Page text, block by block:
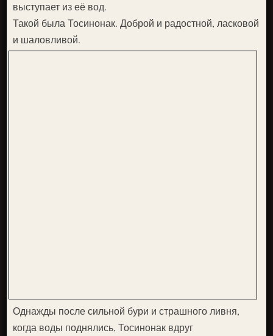
выступает из её вод.
Такой была Тосинонак. Доброй и радостной, ласковой
и шаловливой.
Однажды после сильной бури и страшного ливня,
когда воды поднялись, Тосинонак вдруг